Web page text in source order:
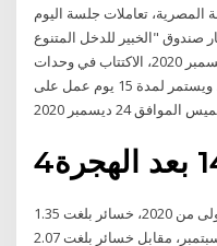
المصرية، تعاملات جلسة اليوم
صندوق "الخبير للدخل المتنوع
المتداول" يبدأ اليوم الأحد الموافق 6 ديسمبر 2020، الاكتتاب في وحدات
صندوق "الخبير للدخل المتنوع المتداول"، ويستمر لمدة 15 يوم عمل على
وحققت الشركة خلال التسعة أشهر الأولى من 2020، خسائر بلغت 1.35
مليون جنيه خلال الفترة من يناير حتى سبتمبر، مقابل خسائر بلغت 2.07